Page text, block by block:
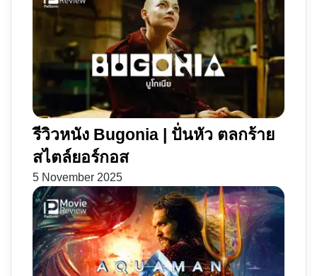
รีวิวหนัง Bugonia | ปั่นหัว ตลกร้าย
สไตล์ยอร์กอส
5 November 2025